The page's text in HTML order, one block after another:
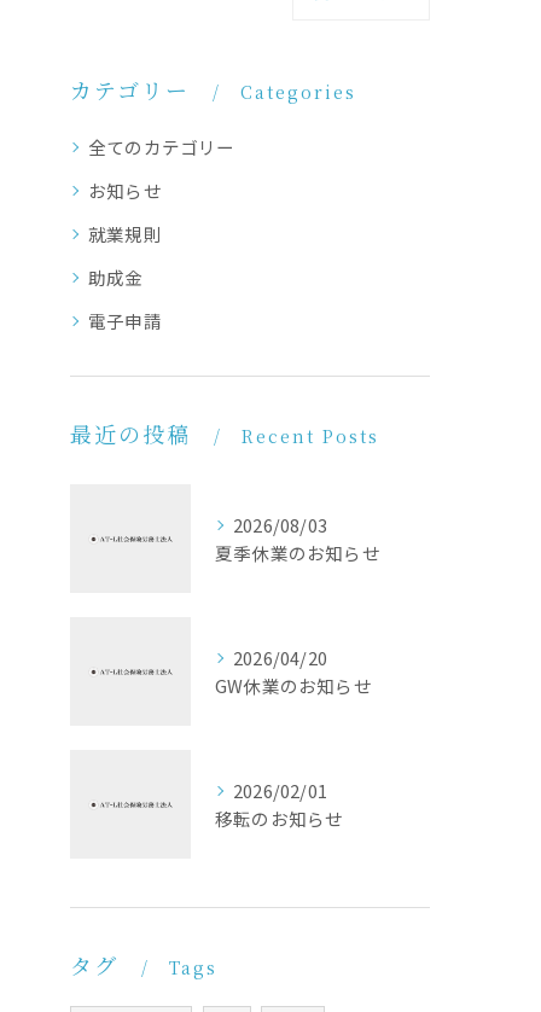
カテゴリー Categories
全てのカテゴリー
お知らせ
就業規則
助成金
電子申請
最近の投稿 Recent Posts
2026/08/03
夏季休業のお知らせ
2026/04/20
GW休業のお知らせ
2026/02/01
移転のお知らせ
タグ Tags